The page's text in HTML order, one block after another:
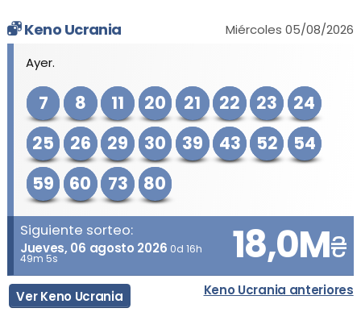
Keno Ucrania
Miércoles 05/08/2026
Ayer.
7 8 11 20 21 22 23
24
25
26 29 30 39 43 52
54
59
60 73 80
Siguiente sorteo:
Jueves, 06 agosto 2026 0d 16h
49m 5s 18,0M₴
Ver Keno Ucrania Keno Ucrania anteriores